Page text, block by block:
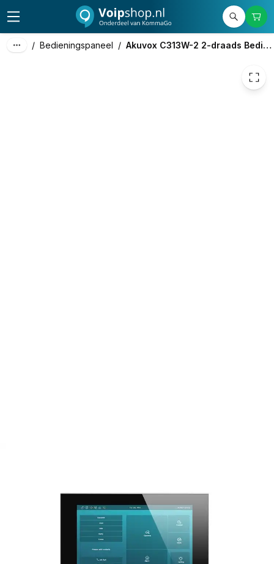
/ Bedieningspaneel / Akuvox C313W-2 2-draads Bedieningspaneel
excl. btw
incl. btw